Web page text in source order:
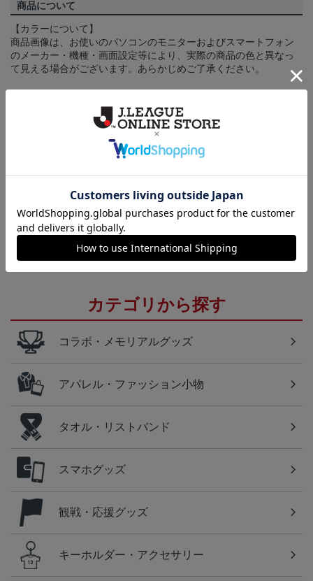
商品について
【カラーについて】
商品画像は、お使いのパソコンのモニターおよびスマートフォン
のメーカー・機種・画面設定等により、実際の商品の色と異なっ
て見える場合がございます。あらかじめご了承ください。
取り扱い商品によっては、パッケージやデザインなどの仕様が予
告なく変更になることがございます。
ギフト対応について
ヘルプページ
カテゴリから探す
コラボ・メモリアルグッズ
アパレル・ファッション小物
タオル・リストバンド
スマホグッズ
観戦・応援グッズ
キーホルダー・アクセサリー